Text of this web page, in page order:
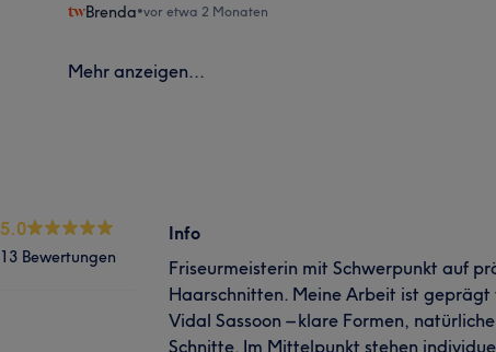
Brenda•vor etwa 2 Monaten
Mehr anzeigen...
5.0
13 Bewertungen
Info
Friseurmeisterin mit Schwerpunkt auf
Haarschnitten. Meine Arbeit ist geprägt
Vidal Sassoon – klare Formen,
Schnitte. Im Mittelpunkt stehen